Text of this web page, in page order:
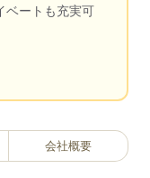
ベートも充実可
会社概要